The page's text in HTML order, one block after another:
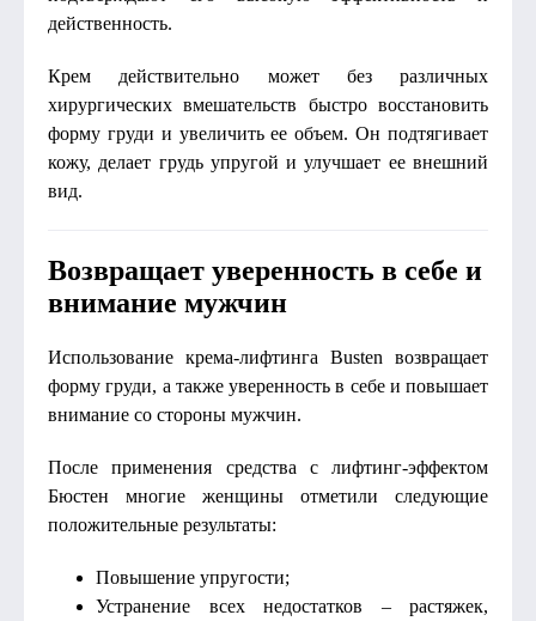
действенность.
Крем действительно может без различных
хирургических вмешательств быстро восстановить
форму груди и увеличить ее объем. Он подтягивает
кожу, делает грудь упругой и улучшает ее внешний
вид.
Возвращает уверенность в себе и
внимание мужчин
Использование крема-лифтинга Busten возвращает
форму груди, а также уверенность в себе и повышает
внимание со стороны мужчин.
После применения средства с лифтинг-эффектом
Бюстен многие женщины отметили следующие
положительные результаты:
Повышение упругости;
Устранение всех недостатков – растяжек,